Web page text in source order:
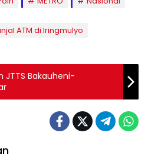
ATM di Iringmulyo
JTTS Bakauheni-